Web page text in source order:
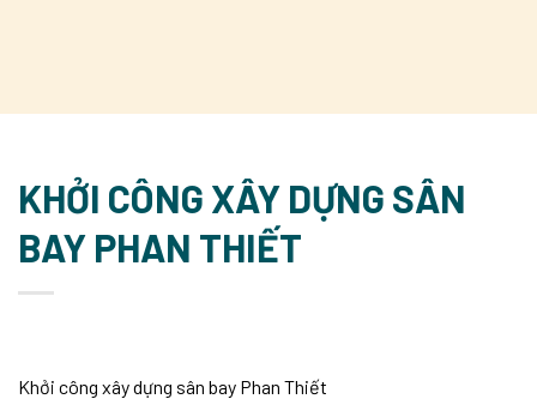
KHỞI CÔNG XÂY DỰNG SÂN
BAY PHAN THIẾT
Khởi công xây dựng sân bay Phan Thiết